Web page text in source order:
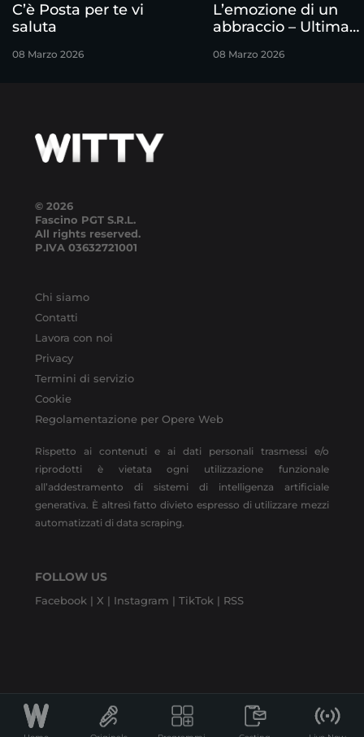
C’è Posta per te vi
saluta
08 Marzo 2026
L’emozione di un
abbraccio – Ultima
08 Marzo 2026
© 2026
Fascino PGT S.R.L.
All rights reserved.
P.IVA 03632721001
Chi siamo
Contatti
Lavora con noi
Privacy
Termini di servizio
Cookie
Regolamentazione per Opere Web
Rispetto ai contenuti e ai dati personali trasmessi e/o
riprodotti è vietata ogni utilizzazione funzionale
all’addestramento di sistemi di intelligenza artificiale
generativa. È altresì fatto divieto espresso di utilizzare mezzi
automatizzati di data scraping.
FOLLOW US
Facebook | X | Instagram | TikTok | RSS